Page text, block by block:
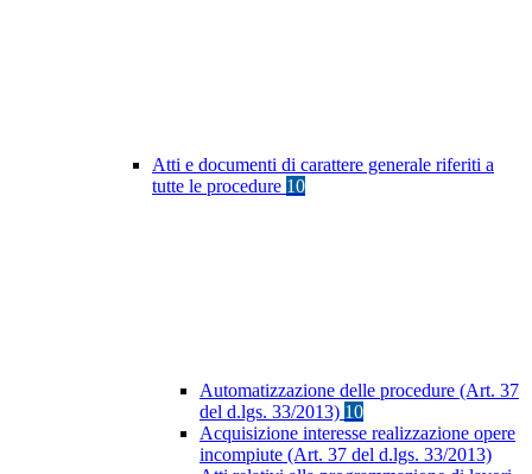
Atti e documenti di carattere generale riferiti a
tutte le procedure 10
Automatizzazione delle procedure (Art. 37
del d.lgs. 33/2013) 10
Acquisizione interesse realizzazione opere
incompiute (Art. 37 del d.lgs. 33/2013)